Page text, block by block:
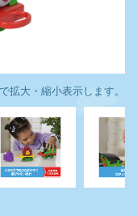
拡大・縮小表示します。